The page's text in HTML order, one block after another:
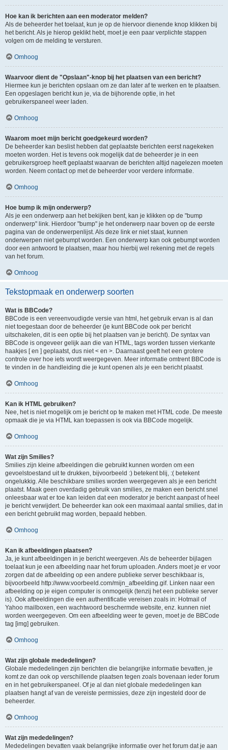
Hoe kan ik berichten aan een moderator melden?
Als de beheerder het toelaat, kun je op de hiervoor dienende knop klikken bij
het bericht. Als je hierop geklikt hebt, moet je een paar verplichte stappen
volgen om de melding te versturen.
Omhoog
Waarvoor dient de "Opslaan"-knop bij het plaatsen van een bericht?
Hiermee kun je berichten opslaan om ze dan later af te werken en te plaatsen.
Een opgeslagen bericht kun je, via de bijhorende optie, in het
gebruikerspaneel weer laden.
Omhoog
Waarom moet mijn bericht goedgekeurd worden?
De beheerder kan beslist hebben dat geplaatste berichten eerst nagekeken
moeten worden. Het is tevens ook mogelijk dat de beheerder je in een
gebruikersgroep heeft geplaatst waarvan de berichten altijd nagelezen moeten
worden. Neem contact op met de beheerder voor verdere informatie.
Omhoog
Hoe bump ik mijn onderwerp?
Als je een onderwerp aan het bekijken bent, kan je klikken op de "bump
onderwerp" link. Hierdoor "bump" je het onderwerp naar boven op de eerste
pagina van de onderwerpenlijst. Als deze link er niet staat, kunnen
onderwerpen niet gebumpt worden. Een onderwerp kan ook gebumpt worden
door een antwoord te plaatsen, maar hou hierbij wel rekening met de regels
van het forum.
Omhoog
Tekstopmaak en onderwerp soorten
Wat is BBCode?
BBCode is een vereenvoudigde versie van html, het gebruik ervan is al dan
niet toegestaan door de beheerder (je kunt BBCode ook per bericht
uitschakelen, dit is een optie bij het plaatsen van je bericht). De syntax van
BBCode is ongeveer gelijk aan die van HTML, tags worden tussen vierkante
haakjes [ en ] geplaatst, dus niet < en >. Daarnaast geeft het een grotere
controle over hoe iets wordt weergegeven. Meer informatie omtrent BBCode is
te vinden in de handleiding die je kunt openen als je een bericht plaatst.
Omhoog
Kan ik HTML gebruiken?
Nee, het is niet mogelijk om je bericht op te maken met HTML code. De meeste
opmaak die je via HTML kan toepassen is ook via BBCode mogelijk.
Omhoog
Wat zijn Smilies?
Smilies zijn kleine afbeeldingen die gebruikt kunnen worden om een
gevoelstoestand uit te drukken, bijvoorbeeld :) betekent blij, :( betekent
ongelukkig. Alle beschikbare smilies worden weergegeven als je een bericht
plaatst. Maak geen overdadig gebruik van smilies, ze maken een bericht snel
onleesbaar wat er toe kan leiden dat een moderator je bericht aanpast of heel
je bericht verwijdert. De beheerder kan ook een maximaal aantal smilies, dat in
een bericht gebruikt mag worden, bepaald hebben.
Omhoog
Kan ik afbeeldingen plaatsen?
Ja, je kunt afbeeldingen in je bericht weergeven. Als de beheerder bijlagen
toelaat kun je een afbeelding naar het forum uploaden. Anders moet je er voor
zorgen dat de afbeelding op een andere publieke server beschikbaar is,
bijvoorbeeld http://www.voorbeeld.com/mijn_afbeelding.gif. Linken naar een
afbeelding op je eigen computer is onmogelijk (tenzij het een publieke server
is). Ook afbeeldingen die een authentificatie vereisen zoals in: Hotmail of
Yahoo mailboxen, een wachtwoord beschermde website, enz. kunnen niet
worden weergegeven. Om een afbeelding weer te geven, moet je de BBCode
tag [img] gebruiken.
Omhoog
Wat zijn globale mededelingen?
Globale mededelingen zijn berichten die belangrijke informatie bevatten, je
komt ze dan ook op verschillende plaatsen tegen zoals bovenaan ieder forum
en in het gebruikerspaneel. Of je al dan niet globale mededelingen kan
plaatsen hangt af van de vereiste permissies, deze zijn ingesteld door de
beheerder.
Omhoog
Wat zijn mededelingen?
Mededelingen bevatten vaak belangrijke informatie over het forum dat je aan